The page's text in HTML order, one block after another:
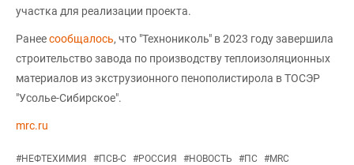
участка для реализации проекта.
Ранеесообщалось, что "Технониколь" в 2023 году завершила
строительство завода по производству теплоизоляционных
материалов из экструзионного пенополистирола в ТОСЭР
"Усолье-Сибирское".
mrc.ru
#НЕФТЕХИМИЯ #ПСВ-С #РОССИЯ #НОВОСТЬ #ПС #MRC